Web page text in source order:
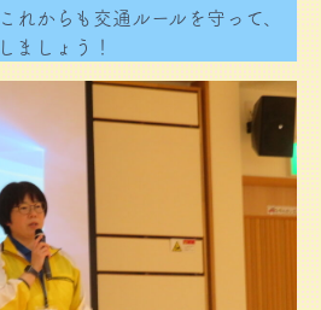
れからも交通ルールを守って、
ましょう！